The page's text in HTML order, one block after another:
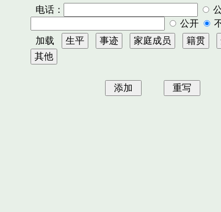
电话：
公开
加载